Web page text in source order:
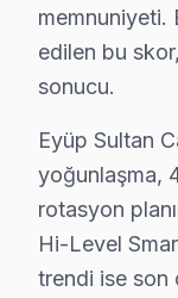
• Eyüp'de 25+
• Eyüp'de
• Chip-level
Gerçek şu ki,,
Eyüp Hi-
Hi-Level
Kurulum
memnuniyeti.
edilen bu
sonucu.
Eyüp Sultan
yoğunlaşma,
rotasyon
Hi-Level
trendi ise